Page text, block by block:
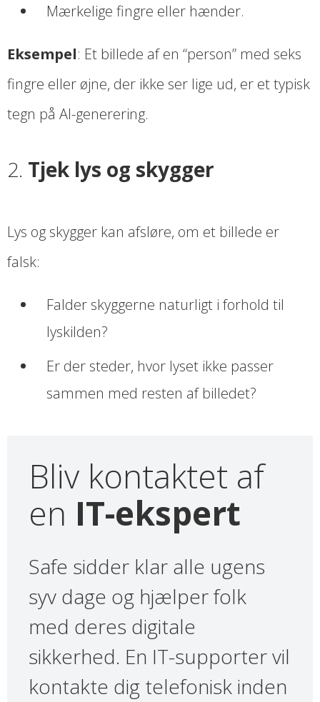
Mærkelige fingre eller hænder.
Eksempel: Et billede af en “person” med seks
fingre eller øjne, der ikke ser lige ud, er et typisk
tegn på AI-generering.
2. Tjek lys og skygger
Lys og skygger kan afsløre, om et billede er
falsk:
Falder skyggerne naturligt i forhold til
lyskilden?
Er der steder, hvor lyset ikke passer
sammen med resten af billedet?
Bliv kontaktet af
en IT-ekspert
Safe sidder klar alle ugens
syv dage og hjælper folk
med deres digitale
sikkerhed. En IT-supporter vil
kontakte dig telefonisk inden